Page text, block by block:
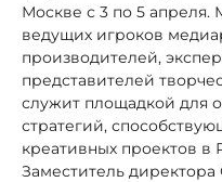
Москве с 3 по 5
ведущих игроков
производителей,
представителей
служит площадкой для
стратегий,
креативных проектов в
Заместитель